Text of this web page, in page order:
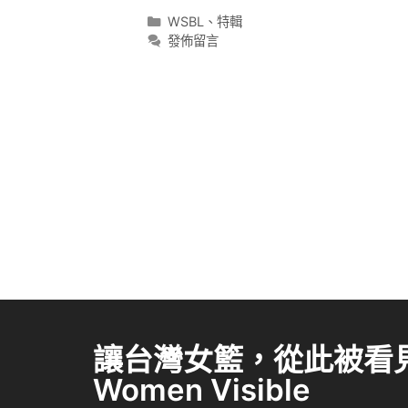
WSBL、 特輯
發佈留言
讓台灣女籃，從此被
Women Visible